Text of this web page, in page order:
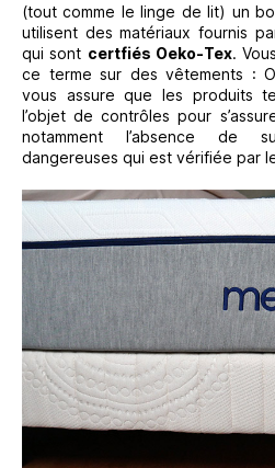
(tout comme le linge de lit) un
utilisent des matériaux fournis
qui sont certfiés Oeko-Tex.
ce terme sur des vêtements :
vous assure que les produits
l’objet de contrôles pour
notamment l’absence de
dangereuses qui est vérifiée par